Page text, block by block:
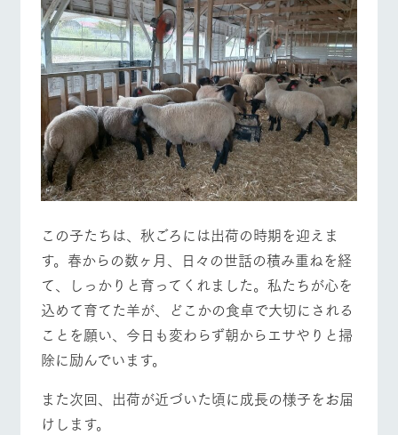
ペットをお連れの
お客様へ お問い合わせ
この子たちは、秋ごろには出荷の時期を迎えま
す。春からの数ヶ月、日々の世話の積み重ねを経
て、しっかりと育ってくれました。私たちが心を
込めて育てた羊が、どこかの食卓で大切にされる
ことを願い、今日も変わらず朝からエサやりと掃
除に励んでいます。
また次回、出荷が近づいた頃に成長の様子をお届
けします。